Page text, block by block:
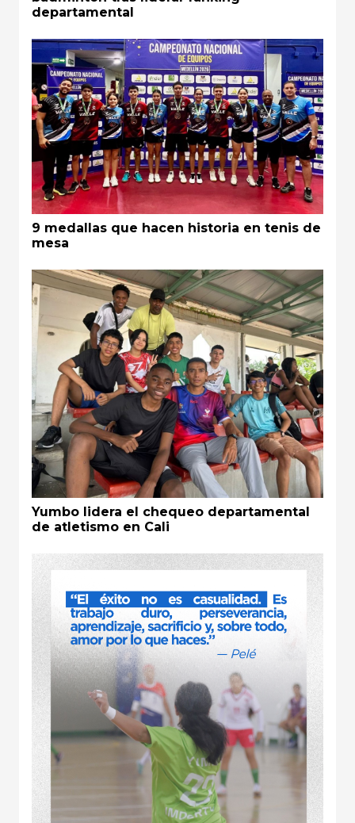
departamental
9 medallas que hacen historia en tenis de
mesa
Yumbo lidera el chequeo departamental
de atletismo en Cali